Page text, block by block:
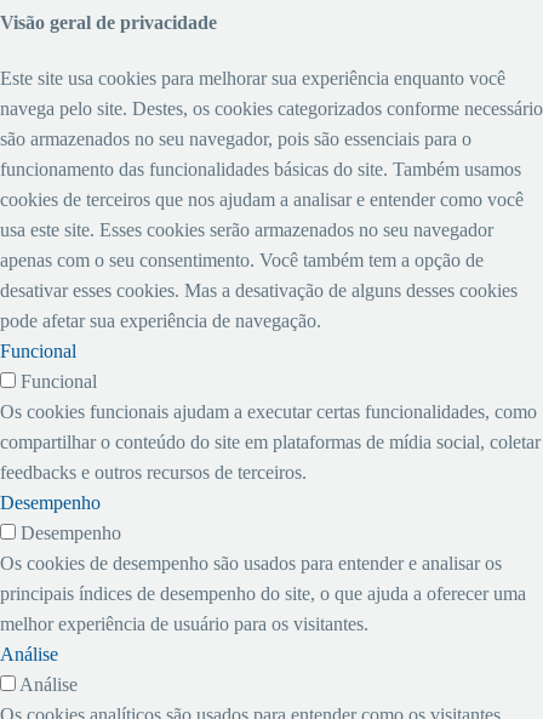
Visão geral de privacidade
Este site usa cookies para melhorar sua experiência enquanto você
navega pelo site. Destes, os cookies categorizados conforme necessário
são armazenados no seu navegador, pois são essenciais para o
funcionamento das funcionalidades básicas do site. Também usamos
cookies de terceiros que nos ajudam a analisar e entender como você
usa este site. Esses cookies serão armazenados no seu navegador
apenas com o seu consentimento. Você também tem a opção de
desativar esses cookies. Mas a desativação de alguns desses cookies
pode afetar sua experiência de navegação.
Funcional
Funcional
Os cookies funcionais ajudam a executar certas funcionalidades, como
compartilhar o conteúdo do site em plataformas de mídia social, coletar
feedbacks e outros recursos de terceiros.
Desempenho
Desempenho
Os cookies de desempenho são usados ​​para entender e analisar os
principais índices de desempenho do site, o que ajuda a oferecer uma
melhor experiência de usuário para os visitantes.
Análise
Análise